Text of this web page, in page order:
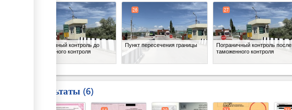
Пограничный контроль до
таможенного контроля
Пункт пересечения границы
26
Пограничный контроль после
таможенного контроля
27
Результаты 6